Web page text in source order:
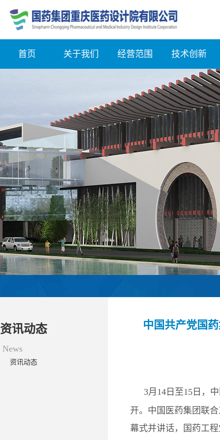
首页 关于我们 经营范围 技术创新
资讯动态
News
资讯动态
中国共产党国
3月14日至15日，
开。中国医药集团联
幕式并讲话，国药工